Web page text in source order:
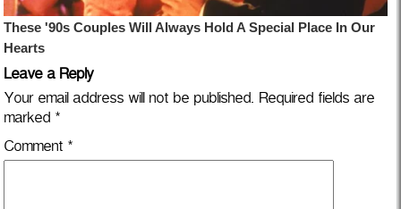
Leave a Reply
Your email address will not be published. Required fields are
marked *
Comment *